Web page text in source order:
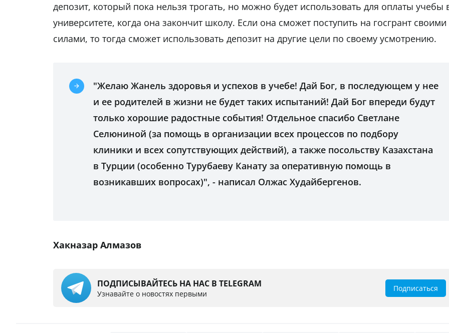
депозит, который пока нельзя трогать, но можно будет использовать для оплаты учебы
университете, когда она закончит школу. Если она сможет поступить на госгрант своими
силами, то тогда сможет использовать депозит на другие цели по своему усмотрению.
"Желаю Жанель здоровья и успехов в учебе! Дай Бог, в последующем у нее
и ее родителей в жизни не будет таких испытаний! Дай Бог впереди будут
только хорошие радостные события! Отдельное спасибо Светлане
Селюниной (за помощь в организации всех процессов по подбору
клиники и всех сопутствующих действий), а также посольству Казахстана
в Турции (особенно Турубаеву Канату за оперативную помощь в
возникавших вопросах)", - написал Олжас Худайбергенов.
Хакназар Алмазов
ПОДПИСЫВАЙТЕСЬ НА НАС В TELEGRAM
Узнавайте о новостях первыми
Подписаться